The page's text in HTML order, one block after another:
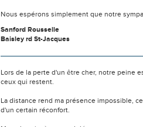
Nous espérons simplement que notre
Sanford Rousselle
Baisley rd St-Jacques
Lors de la perte d'un être cher, notre peine
ceux qui restent.
La distance rend ma présence impossible,
d'un certain réconfort.